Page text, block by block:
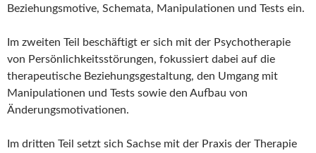
Beziehungsmotive, Schemata, Manipulationen und Tests ein.
Im zweiten Teil beschäftigt er sich mit der Psychotherapie
von Persönlichkeitsstörungen, fokussiert dabei auf die
therapeutische Beziehungsgestaltung, den Umgang mit
Manipulationen und Tests sowie den Aufbau von
Änderungsmotivationen.
Im dritten Teil setzt sich Sachse mit der Praxis der Therapie